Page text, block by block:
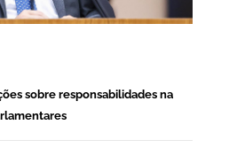
sobre responsabilidades na